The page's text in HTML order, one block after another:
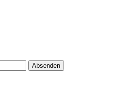
Absenden